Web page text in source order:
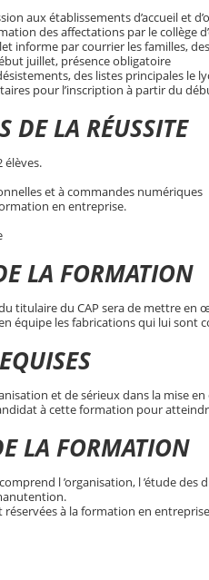
aux établissements d’accueil et
des affectations par le collège
informe par courrier les familles,
juillet, présence obligatoire
des listes principales le
pour l’inscription à partir du
DE LA RÉUSSITE
élèves.
et à commandes numériques
en entreprise.
LA FORMATION
titulaire du CAP sera de mettre en
équipe les fabrications qui lui sont
et de sérieux dans la mise
à cette formation pour
LA FORMATION
l ’organisation, l ’étude
réservées à la formation en